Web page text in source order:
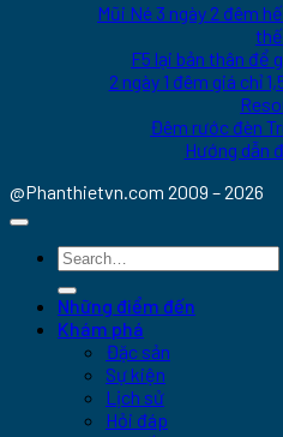
Mũi Né 3 ngày 2 đêm
F5 lại bản thân để
2 ngày 1 đêm giá chỉ
Đêm rước đèn
Hướng dẫn
@Phanthietvn.com 2009 – 2026
Những điểm đến
Khám phá
Đặc sản
Sự kiện
Lịch sử
Hỏi đáp